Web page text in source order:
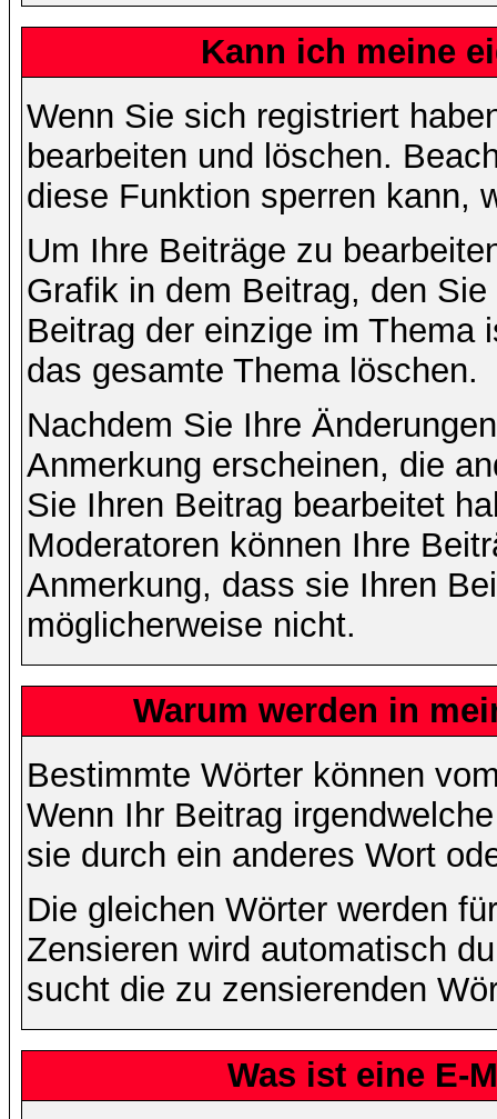
Kann ich meine
Wenn Sie sich registriert
bearbeiten und löschen.
diese Funktion sperren kann,
Um Ihre Beiträge zu
Grafik in dem Beitrag, den
Beitrag der einzige im Thema
das gesamte Thema löschen.
Nachdem Sie Ihre
Anmerkung erscheinen, die
Sie Ihren Beitrag bearbeitet
Moderatoren können Ihre
Anmerkung, dass sie Ihren
möglicherweise nicht.
Warum werden in
Bestimmte Wörter können
Wenn Ihr Beitrag
sie durch ein anderes Wort
Die gleichen Wörter werden
Zensieren wird automatisch
sucht die zu zensierenden
Was ist eine E-